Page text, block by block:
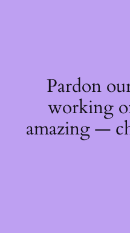
Pardon
working
amazing —